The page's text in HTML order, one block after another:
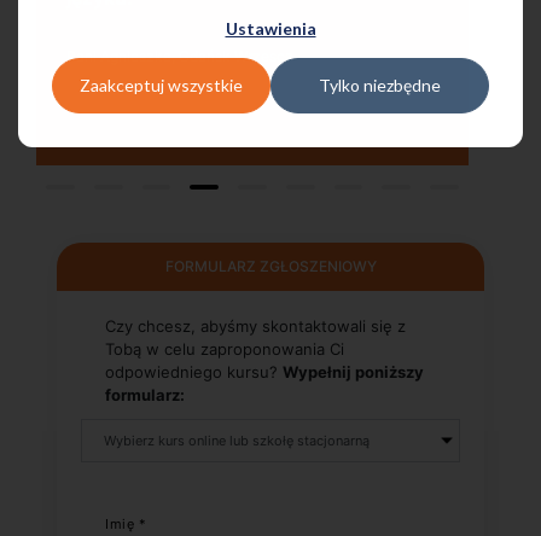
Ustawienia
Zaakceptuj wszystkie Tylko niezbędne
Pani Małgrzata, Warszawa Metro Świętokrzyska
FORMULARZ ZGŁOSZENIOWY
Czy chcesz, abyśmy skontaktowali się z
Tobą w celu zaproponowania Ci
odpowiedniego kursu? Wypełnij poniższy
formularz:
Imię *